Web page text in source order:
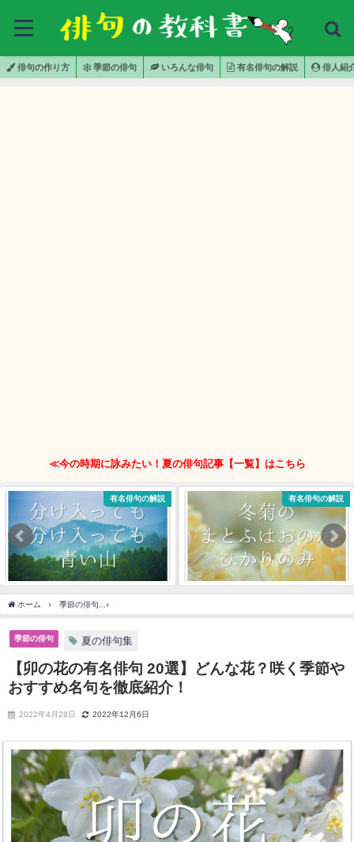
俳句の作り方 季節の俳句 いろんな俳句 有名俳句の解説 俳人紹
≪今の時期に詠みたい！夏の俳句記事【一覧】はこちら
有名俳句の解説 有名俳句の解説
ホーム 季節の俳句
季節の俳句 夏の俳句集
【卯の花の有名俳句 20選】どんな花？咲く季節や
おすすめ名句を徹底紹介！
2022年4月28日 2022年12月6日